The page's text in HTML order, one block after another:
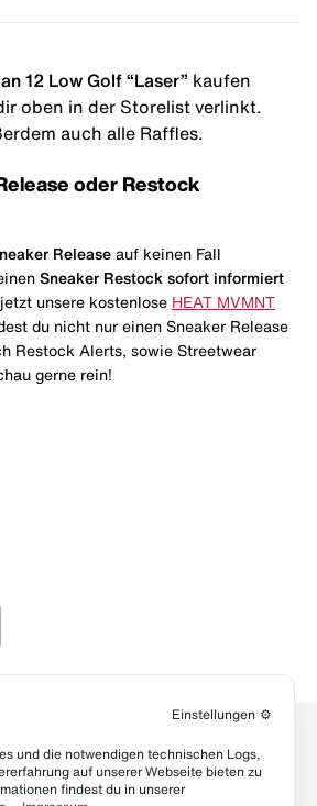
12 Low Golf “Laser” kaufen
oben in der Storelist verlinkt.
auch alle Raffles.
oder Restock
Release auf keinen Fall
Sneaker Restock sofort informiert
unsere kostenlose HEAT MVMNT
du nicht nur einen Sneaker Release
Restock Alerts, sowie Streetwear
gerne rein!
Links
Sneaker Lexikon
Einstellungen ⚙️
und die notwendigen technischen Logs,
auf unserer Webseite bieten zu
findest du in unserer